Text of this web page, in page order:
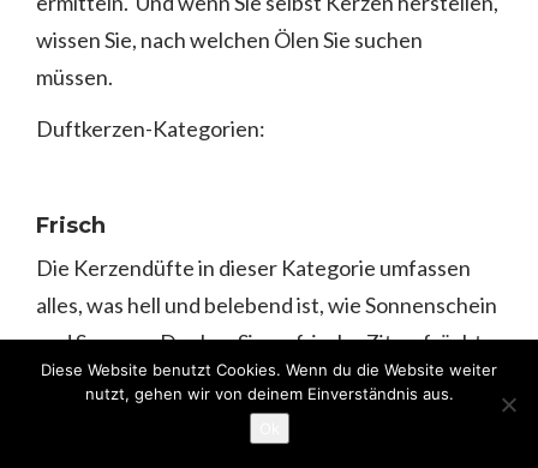
wissen Sie, nach welchen Ölen Sie suchen
müssen.
Duftkerzen-Kategorien:
Frisch
Die Kerzendüfte in dieser Kategorie umfassen
alles, was hell und belebend ist, wie Sonnenschein
und Sommer. Denken Sie an frische Zitrusfrüchte,
Kräuter und saubere Aromen, die kühl, leicht,
luftig und lustig wirken. Jeder dieser Düfte ist
Diese Website benutzt Cookies. Wenn du die Website weiter
nutzt, gehen wir von deinem Einverständnis aus.